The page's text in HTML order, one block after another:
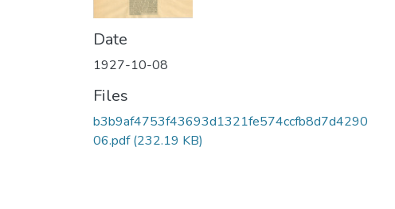
Date
1927-10-08
Files
b3b9af4753f43693d1321fe574ccfb8d7d4290
06.pdf(232.19 KB)